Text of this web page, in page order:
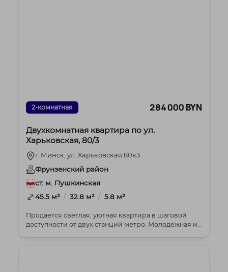
2-комнатная 284 000 BYN
Двухкомнатная квартира по ул.
Харьковская, 80/3
г. Минск, ул. Харьковская 80к3
Фрунзенский район
ст. м. Пушкинская
45.5 м² / 32.8 м² / 5.8 м²
Продается светлая, уютная квартира в шаговой
доступности от двух станций метро: Молодежная и